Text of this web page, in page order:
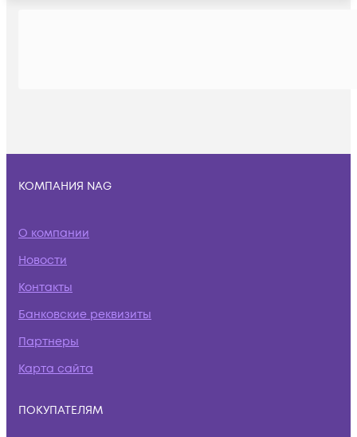
КОМПАНИЯ NAG
О компании
Новости
Контакты
Банковские реквизиты
Партнеры
Карта сайта
ПОКУПАТЕЛЯМ